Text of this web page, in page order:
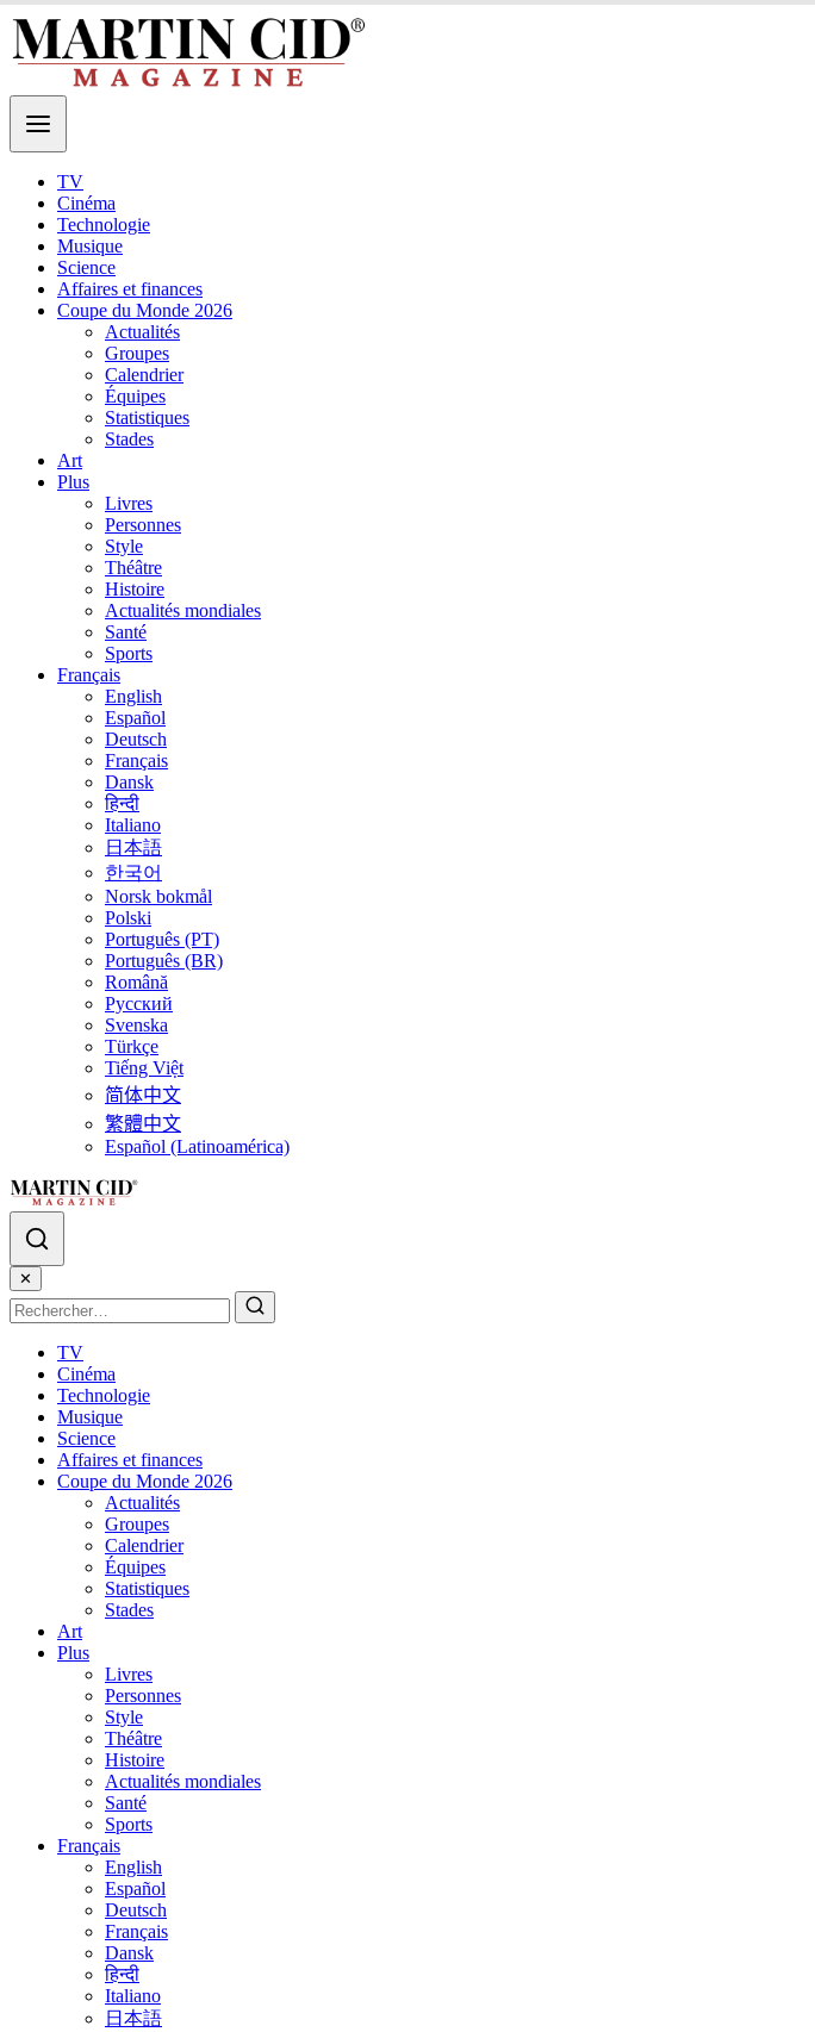
TV
Cinéma
Technologie
Musique
Science
Affaires et finances
Coupe du Monde 2026
Actualités
Groupes
Calendrier
Équipes
Statistiques
Stades
Art
Plus
Livres
Personnes
Style
Théâtre
Histoire
Actualités mondiales
Santé
Sports
Français
English
Español
Deutsch
Français
Dansk
हिन्दी
Italiano
日本語
한국어
Norsk bokmål
Polski
Português (PT)
Português (BR)
Română
Русский
Svenska
Türkçe
Tiếng Việt
简体中文
繁體中文
Español (Latinoamérica)
✕
TV
Cinéma
Technologie
Musique
Science
Affaires et finances
Coupe du Monde 2026
Actualités
Groupes
Calendrier
Équipes
Statistiques
Stades
Art
Plus
Livres
Personnes
Style
Théâtre
Histoire
Actualités mondiales
Santé
Sports
Français
English
Español
Deutsch
Français
Dansk
हिन्दी
Italiano
日本語